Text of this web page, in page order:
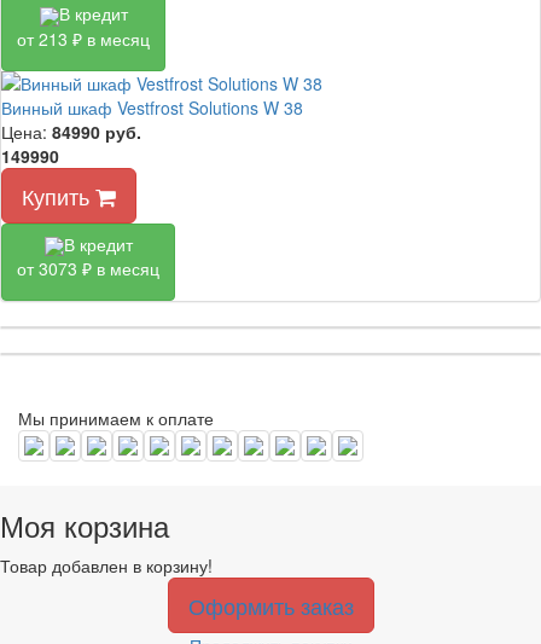
В кредит
от 213 ₽ в месяц
Винный шкаф Vestfrost Solutions W 38
Цена: 84990 руб.
149990
Купить
В кредит
от 3073 ₽ в месяц
Мы принимаем к оплате
Моя корзина
Товар добавлен в корзину!
Оформить заказ